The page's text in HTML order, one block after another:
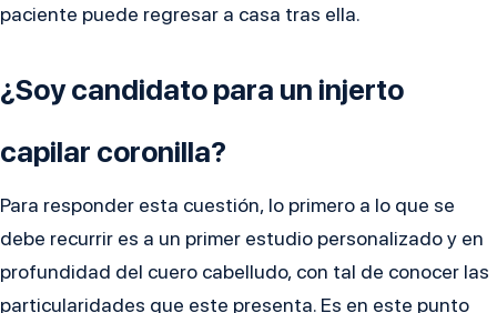
paciente puede regresar a casa tras ella.
¿Soy candidato para un injerto
capilar coronilla?
Para responder esta cuestión, lo primero a lo que se
debe recurrir es a un primer estudio personalizado y en
profundidad del cuero cabelludo, con tal de conocer las
particularidades que este presenta. Es en este punto